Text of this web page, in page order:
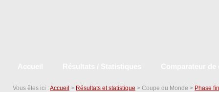
Vous êtes ici : Accueil > Résultats et statistique > Coupe du Monde > Phase